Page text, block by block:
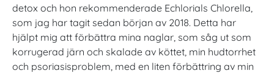
detox och hon rekommenderade Echlorials Chlorella,
som jag har tagit sedan början av 2018. Detta har
hjälpt mig att förbättra mina naglar, som såg ut som
korrugerad järn och skalade av köttet, min hudtorrhet
och psoriasisproblem, med en liten förbättring av min